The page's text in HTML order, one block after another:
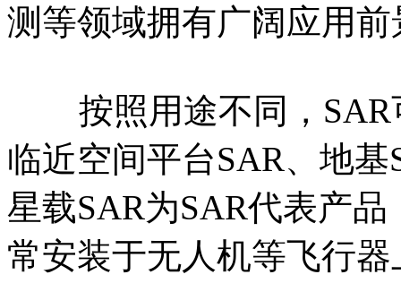
测等领域拥有广阔应用前
按照用途不同，SAR
临近空间平台SAR、地
星载SAR为SAR代表产
常安装于无人机等飞行